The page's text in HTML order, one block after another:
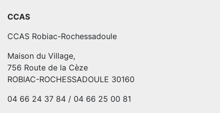
CCAS
CCAS Robiac-Rochessadoule
Maison du Village,
756 Route de la Cèze
ROBIAC-ROCHESSADOULE 30160
04 66 24 37 84 / 04 66 25 00 81